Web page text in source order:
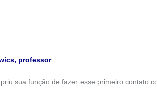
professor:
sua função de fazer esse primeiro contato